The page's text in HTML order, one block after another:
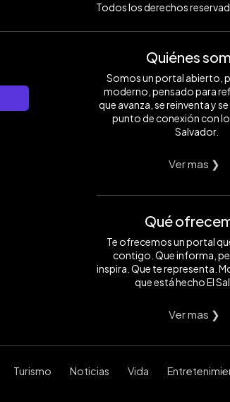
Todos los derechos
Quiénes
Somos un portal abierto,
moderno, pensado para
que avanza, se reinventa y
punto de conexión con lo
Salvador.
Ver mas ❯
Qué
Te ofrecemos un portal
contigo. Que informa,
inspira. Que te representa.
que está hecho El
Ver mas ❯
Turismo Noticias Vida